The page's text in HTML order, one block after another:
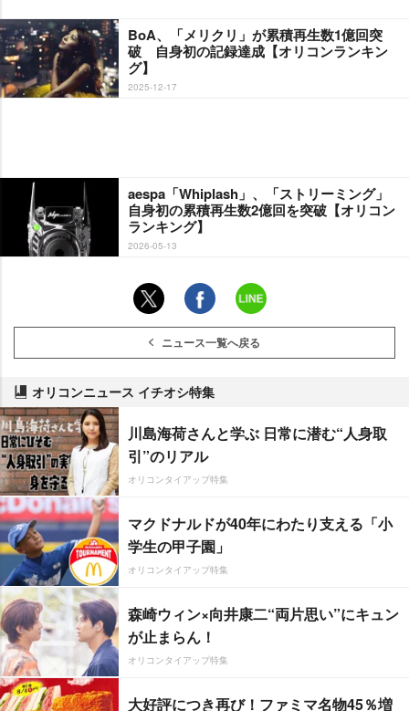
BoA、「メリクリ」が累積再生数1億回突
破 自身初の記録達成【オリコンランキン
グ】
2025-12-17
aespa「Whiplash」、「ストリーミング」
自身初の累積再生数2億回を突破【オリコン
ランキング】
2026-05-13
ニュース一覧へ戻る
オリコンニュース イチオシ特集
川島海荷さんと学ぶ 日常に潜む“人身取
引”のリアル
オリコンタイアップ特集
マクドナルドが40年にわたり支える「小
学生の甲子園」
オリコンタイアップ特集
森崎ウィン×向井康二“両片思い”にキュン
が止まらん！
オリコンタイアップ特集
大好評につき再び！ファミマ名物45％増